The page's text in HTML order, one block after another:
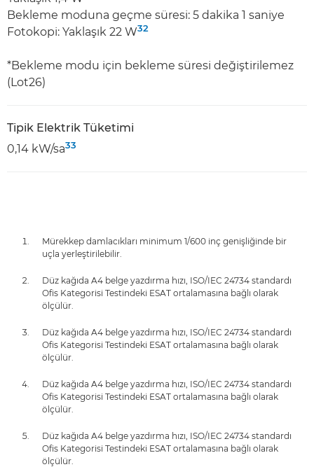
Bekleme moduna geçme süresi: 5 dakika 1 saniye
Fotokopi: Yaklaşık 22 W32
*Bekleme modu için bekleme süresi değiştirilemez
(Lot26)
Tipik Elektrik Tüketimi
0,14 kW/sa33
Mürekkep damlacıkları minimum 1/600 inç genişliğinde bir
uçla yerleştirilebilir.
Düz kağıda A4 belge yazdırma hızı, ISO/IEC 24734 standardı
Ofis Kategorisi Testindeki ESAT ortalamasına bağlı olarak
ölçülür.
Düz kağıda A4 belge yazdırma hızı, ISO/IEC 24734 standardı
Ofis Kategorisi Testindeki ESAT ortalamasına bağlı olarak
ölçülür.
Düz kağıda A4 belge yazdırma hızı, ISO/IEC 24734 standardı
Ofis Kategorisi Testindeki ESAT ortalamasına bağlı olarak
ölçülür.
Düz kağıda A4 belge yazdırma hızı, ISO/IEC 24734 standardı
Ofis Kategorisi Testindeki ESAT ortalamasına bağlı olarak
ölçülür.